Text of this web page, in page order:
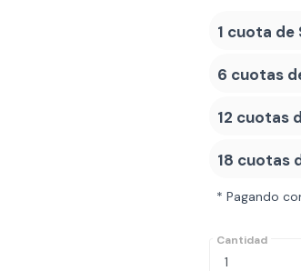
1 cuota de
6 cuotas
12 cuotas
18 cuotas
* Pagando
Cantidad